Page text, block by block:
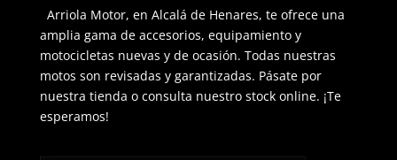
Arriola Motor, en Alcalá de Henares, te ofrece una
amplia gama de accesorios, equipamiento y
motocicletas nuevas y de ocasión. Todas nuestras
motos son revisadas y garantizadas. Pásate por
nuestra tienda o consulta nuestro stock online. ¡Te
esperamos!